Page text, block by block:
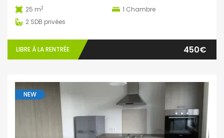
25 m2 1 Chambre
2 SDB privées
LIBRE À LA RENTRÉE 450€
NEW